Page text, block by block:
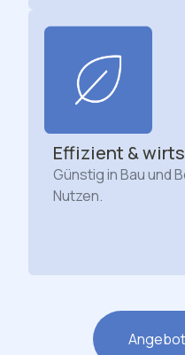
Effizient &
Günstig in Bau und
Nutzen.